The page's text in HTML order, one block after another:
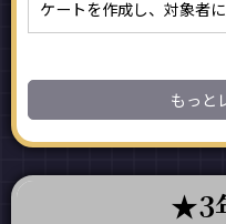
ケートを作成し、対象者
もっと
3